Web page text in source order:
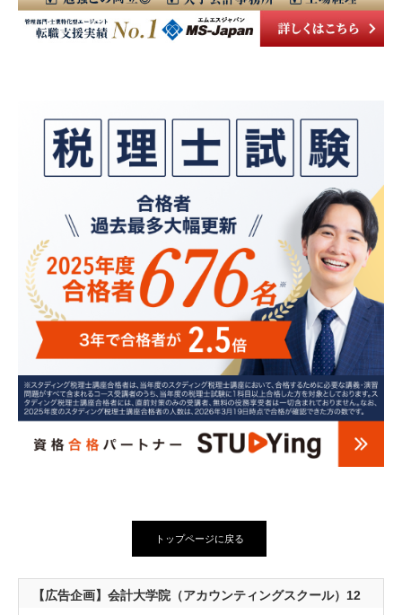
トップページに戻る
【広告企画】会計大学院（アカウンティングスクール）12